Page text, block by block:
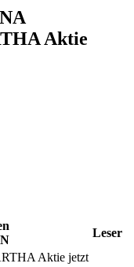
Aktie
Leser
Aktie jetzt